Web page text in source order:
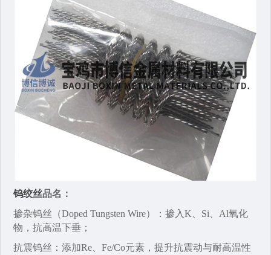
钨绞丝品名：
掺杂钨丝‌（Doped Tungsten Wire）：掺入K、Si、Al氧化
物，抗高温下垂；
抗震钨丝‌：添加Re、Fe/Co元素，提升抗震动与耐高温性